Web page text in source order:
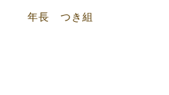
年長 つき組